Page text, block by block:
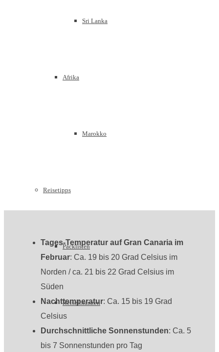
Sri Lanka
Afrika
Marokko
Reisetipps
Packlisten
Reisefinanzen
Tages-Temperatur auf Gran Canaria im
Februar: Ca. 19 bis 20 Grad Celsius im
Norden / ca. 21 bis 22 Grad Celsius im
Süden
Nachttemperatur: Ca. 15 bis 19 Grad
Celsius
Durchschnittliche Sonnenstunden: Ca. 5
bis 7 Sonnenstunden pro Tag